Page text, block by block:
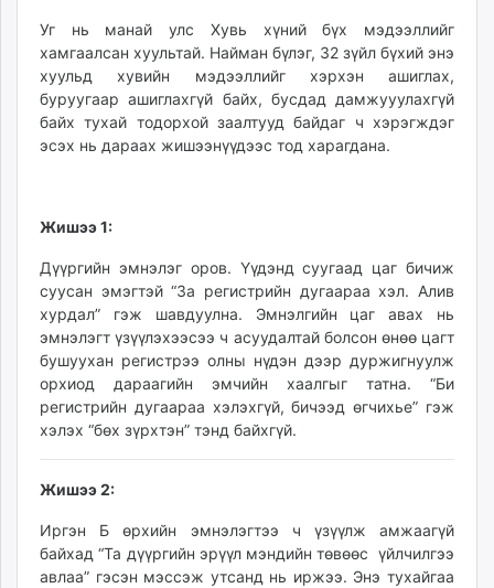
shuum.mn
times.mn
tvmongolia.mn
mass.mn
unegui.mn
tac.mn
paparazzi.mn
unread.today
Уг нь манай улс Хувь хүний бүх мэдээллийг
хамгаалсан хуультай. Найман бүлэг, 32 зүйл бүхий энэ
хуульд хувийн мэдээллийг хэрхэн ашиглах,
буруугаар ашиглахгүй байх, бусдад дамжууулахгүй
байх тухай тодорхой заалтууд байдаг ч хэрэгждэг
эсэх нь дараах жишээнүүдээс тод харагдана.
Жишээ 1:
Дүүргийн эмнэлэг оров. Үүдэнд суугаад цаг бичиж
суусан эмэгтэй “За регистрийн дугаараа хэл. Алив
хурдал” гэж шавдуулна. Эмнэлгийн цаг авах нь
эмнэлэгт үзүүлэхээсээ ч асуудалтай болсон өнөө цагт
бушуухан регистрээ олны нүдэн дээр дуржигнуулж
орхиод дараагийн эмчийн хаалгыг татна. “Би
регистрийн дугаараа хэлэхгүй, бичээд өгчихье” гэж
хэлэх “бөх зүрхтэн” тэнд байхгүй.
Жишээ 2:
Иргэн Б өрхийн эмнэлэгтээ ч үзүүлж амжаагүй
байхад “Та дүүргийн эрүүл мэндийн төвөөс үйлчилгээ
авлаа” гэсэн мэссэж утсанд нь иржээ. Энэ тухайгаа